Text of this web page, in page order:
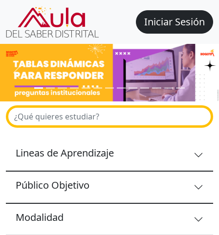
Iniciar Sesión
Previous Next
Lineas de Aprendizaje
Público Objetivo
Modalidad